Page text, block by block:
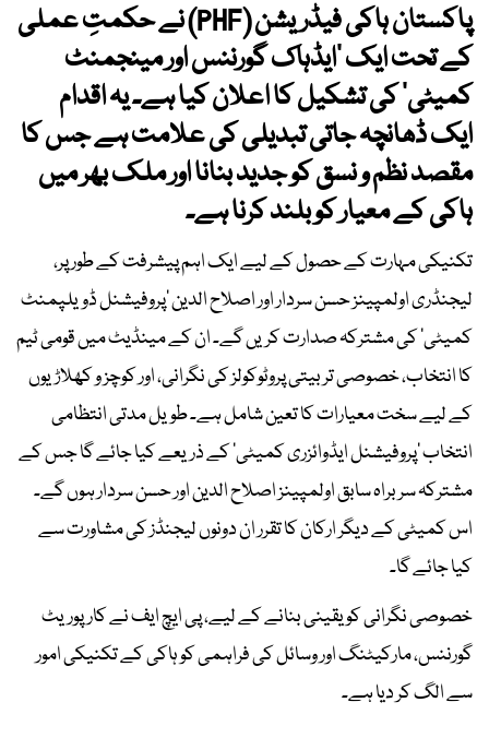
پاکستان ہاکی فیڈریشن (PHF) نے حکمتِ عملی
کے تحت ایک 'ایڈہاک گورننس اور مینجمنٹ
کمیٹی' کی تشکیل کا اعلان کیا ہے۔ یہ اقدام
ایک ڈھانچہ جاتی تبدیلی کی علامت ہے جس کا
مقصد نظم و نسق کو جدید بنانا اور ملک بھر میں
ہاکی کے معیار کو بلند کرنا ہے۔
تکنیکی مہارت کے حصول کے لیے ایک اہم پیشرفت کے طور پر،
لیجنڈری اولمپینز حسن سردار اور اصلاح الدین 'پروفیشنل ڈویلپمنٹ
کمیٹی' کی مشترکہ صدارت کریں گے۔ ان کے مینڈیٹ میں قومی ٹیم
کا انتخاب، خصوصی تربیتی پروٹوکولز کی نگرانی، اور کوچز و کھلاڑیوں
کے لیے سخت معیارات کا تعین شامل ہے۔ طویل مدتی انتظامی
انتخاب 'پروفیشنل ایڈوائزری کمیٹی' کے ذریعے کیا جائے گا جس کے
مشترکہ سربراہ سابق اولمپینز اصلاح الدین اور حسن سردار ہوں گے۔
اس کمیٹی کے دیگر ارکان کا تقرر ان دونوں لیجنڈز کی مشاورت سے
کیا جائے گا۔
خصوصی نگرانی کو یقینی بنانے کے لیے، پی ایچ ایف نے کارپوریٹ
گورننس، مارکیٹنگ اور وسائل کی فراہمی کو ہاکی کے تکنیکی امور
سے الگ کر دیا ہے۔